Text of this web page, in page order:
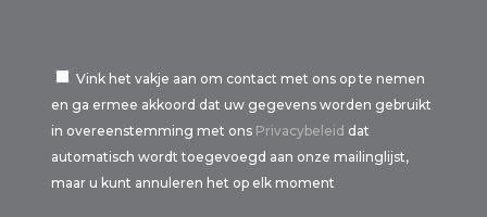
Vink het vakje aan om contact met ons op te nemen
en ga ermee akkoord dat uw gegevens worden gebruikt
in overeenstemming met ons Privacybeleid dat
automatisch wordt toegevoegd aan onze mailinglijst,
maar u kunt annuleren het op elk moment